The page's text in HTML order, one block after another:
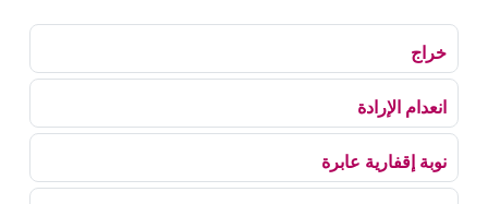
خراج
انعدام الإرادة
نوبة إقفارية عابرة